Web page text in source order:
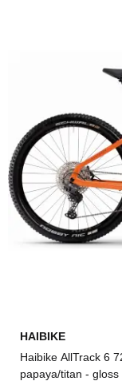
HAIBIKE
Haibike AllTrack 6
papaya/titan - gloss